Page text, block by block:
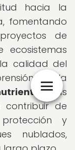
hacia la
fomentando
de
ecosistemas
calidad del
de la
, las
contribuir de
y
nublados,